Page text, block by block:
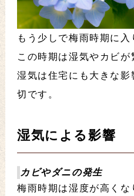
もう少しで梅雨時期に入
この時期は湿気やカビが
湿気は住宅にも大きな
切です。
湿気による影響
カビやダニの発生
梅雨時期は湿度が高くな